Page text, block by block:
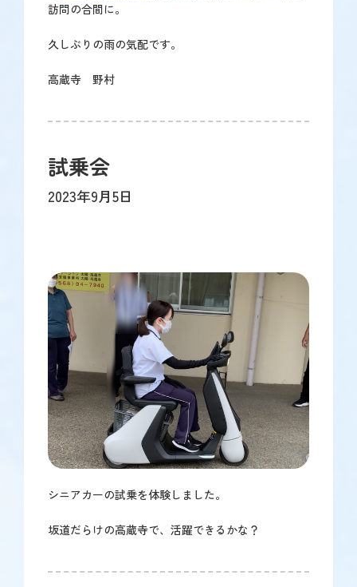
訪問の合間に。
久しぶりの雨の気配です。
高蔵寺 野村
試乗会
2023年9月5日
シニアカーの試乗を体験しました。
坂道だらけの高蔵寺で、活躍できるかな？